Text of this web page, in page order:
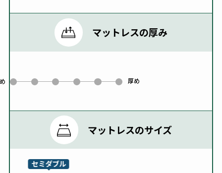
マットレスの厚み
0 1 2 3 4 厚め
5
マットレスのサイズ
セミダブル